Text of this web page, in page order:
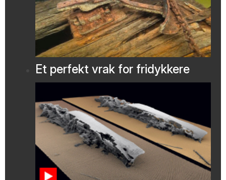
Et perfekt vrak for fridykkere